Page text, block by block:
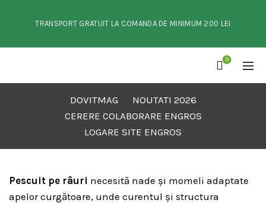
TRANSPORT GRATUIT LA COMANDA DE MINIMUM 200 LEI
0
DOVITMAG
NOUTATI 2026
CERERE COLABORARE ENGROS
LOGARE SITE ENGROS
Pescuit pe râuri necesită nade și momeli adaptate
apelor curgătoare, unde curentul și structura